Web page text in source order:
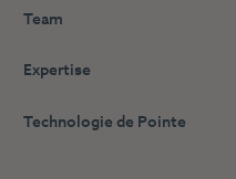
Team
Expertise
Technologie de Pointe